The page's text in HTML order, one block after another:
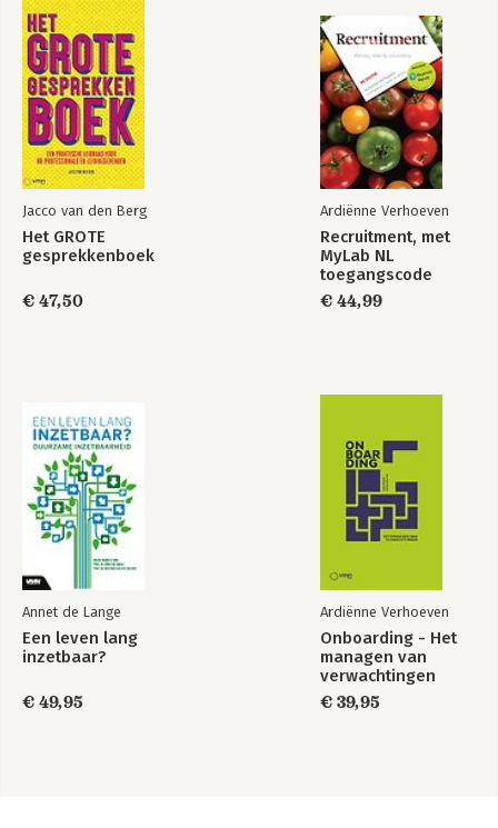
Bekijk alle boeken
Verder lezen? 292
Enorm bedankt! 296
Over de auteurs 298
Bronnenlijst 300
Trefwoordenregister 309
Jacco van den Berg
Het GROTE
gesprekkenboek
€ 47,50
Ardiënne Verhoeven
Recruitment, met
MyLab NL
toegangscode
€ 44,99
Annet de Lange
Een leven lang
inzetbaar?
€ 49,95
Ardiënne Verhoeven
Onboarding - Het
managen van
verwachtingen
€ 39,95